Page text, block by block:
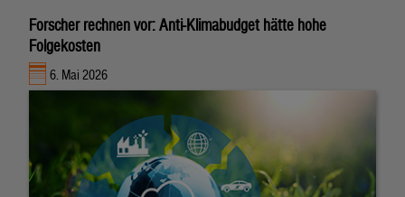
Forscher rechnen vor: Anti-Klimabudget hätte hohe
Folgekosten
6. Mai 2026